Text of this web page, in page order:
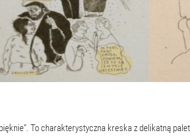
To charakterystyczna kreska z delikatną